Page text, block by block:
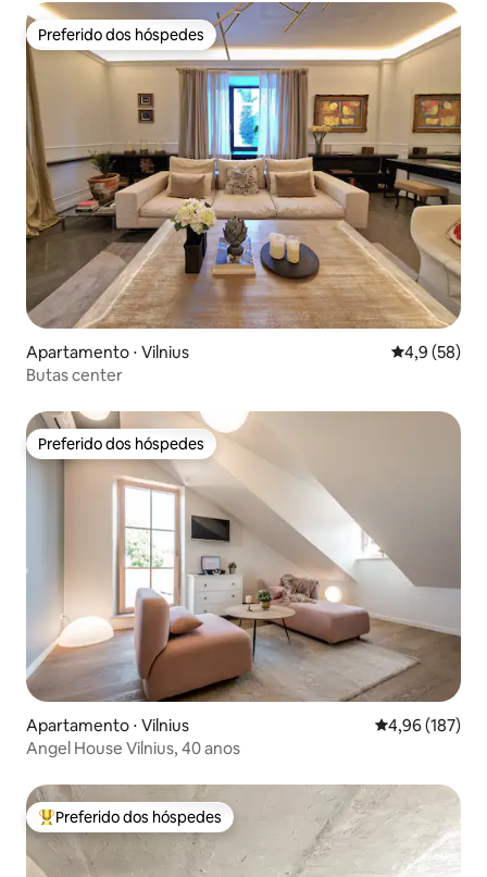
Preferido dos hóspedes
Preferido dos hóspedes
Apartamento ⋅ Vilnius 4,9 de uma
4,9 (58)
Butas center
Preferido dos hóspedes
Preferido dos hóspedes
Apartamento ⋅ Vilnius 4,96 de uma
4,96 (187)
Angel House Vilnius, 40 anos
Entre os melhores preferidos dos hóspedes
Preferido dos hóspedes